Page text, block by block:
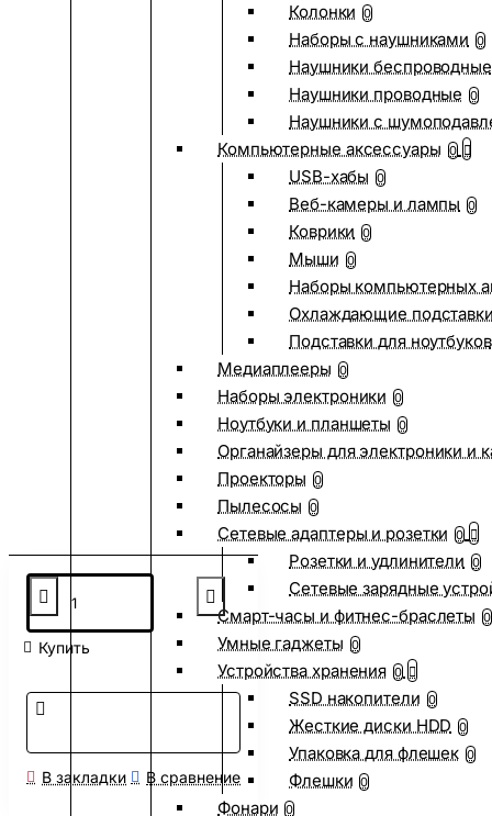
Колонки 0
Наборы с наушниками 0
Наушники беспроводные
Наушники проводные 0
Наушники с
Компьютерные аксессуары 0
USB-хабы 0
Веб-камеры и лампы 0
Коврики 0
Мыши 0
Наборы компьютерных
Охлаждающие
Подставки для ноутбуков
Медиаплееры 0
Наборы электроники 0
Ноутбуки и планшеты 0
Органайзеры для электроники и
Проекторы 0
Пылесосы 0
Сетевые адаптеры и розетки 0
Розетки и удлинители 0
Сетевые зарядные
Смарт-часы и фитнес-браслеты 0
Умные гаджеты 0
Устройства хранения 0
SSD накопители 0
Жесткие диски HDD 0
Упаковка для флешек 0
Флешки 0
Фонари 0
Купить
В закладки В сравнение